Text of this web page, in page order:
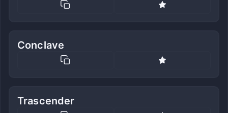
Conclave
Trascender